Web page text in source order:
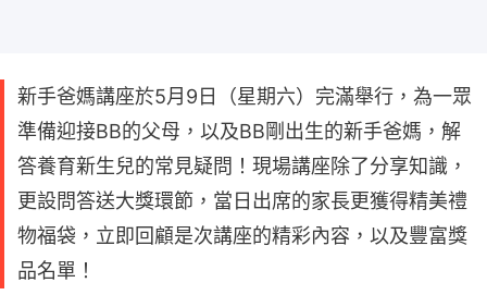
新手爸媽講座於5月9日（星期六）完滿舉行，為一眾
準備迎接BB的父母，以及BB剛出生的新手爸媽，解
答養育新生兒的常見疑問！現場講座除了分享知識，
更設問答送大獎環節，當日出席的家長更獲得精美禮
物福袋，立即回顧是次講座的精彩內容，以及豐富獎
品名單！